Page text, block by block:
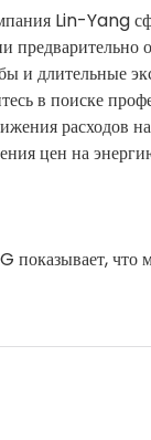
Lin-Yang
и длительные
в поиске
расходов
цен на
показывает,